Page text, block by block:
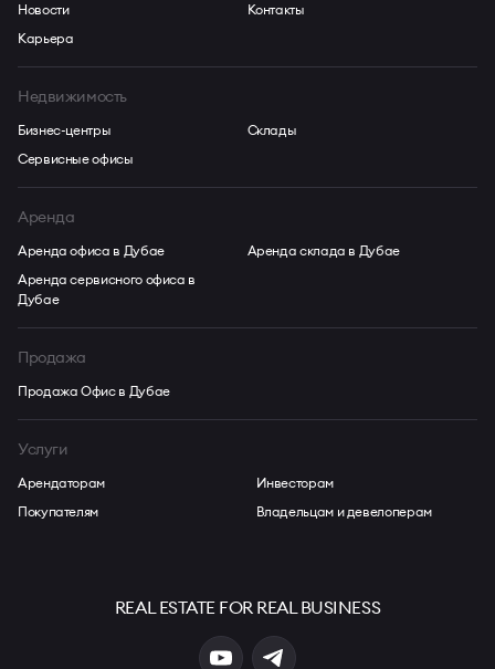
Новости
Карьера
Контакты
Недвижимость
Бизнес-центры
Сервисные офисы
Склады
Аренда
Аренда офиса в Дубае
Аренда сервисного офиса в
Дубае
Аренда склада в Дубае
Продажа
Продажа Офис в Дубае
Услуги
Арендаторам
Покупателям
Инвесторам
Владельцам и девелоперам
REAL ESTATE FOR REAL BUSINESS